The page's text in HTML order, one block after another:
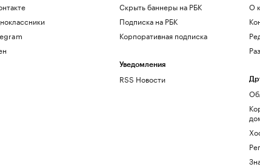
Скрыть баннеры на РБК
Подписка на РБК
Корпоративная подписка
Уведомления
RSS Новости
О